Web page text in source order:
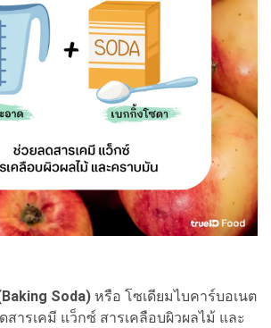
Soda) หรือ โซเดียมไบคาร์บอเนต
สารเคมี แว็กซ์ สารเคลือบผิวผลไม้ และ